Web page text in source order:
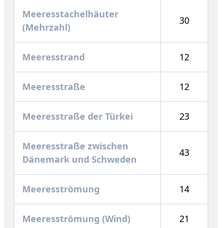
Meeresstachelhäuter
(Mehrzahl)
30
Meeresstrand 12
Meeresstraße 12
Meeresstraße der Türkei 23
Meeresstraße zwischen
Dänemark und Schweden
43
Meeresströmung 14
Meeresströmung (Wind) 21